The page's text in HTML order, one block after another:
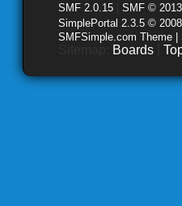
SMF 2.0.15 SMF © 2013
SimplePortal 2.3.5 ©
SMFSimple.com Theme |
Boards